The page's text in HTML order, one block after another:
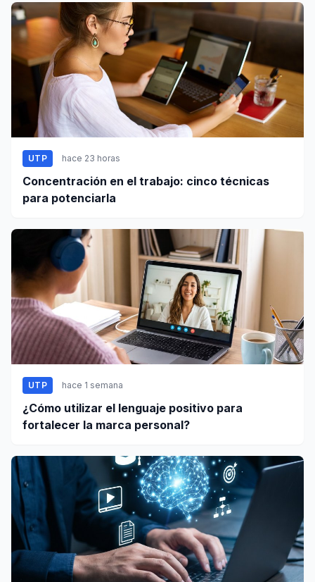
UTP hace 23 horas
Concentración en el trabajo: cinco técnicas
para potenciarla
UTP hace 1 semana
¿Cómo utilizar el lenguaje positivo para
fortalecer la marca personal?